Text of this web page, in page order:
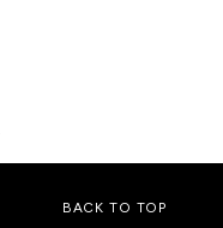
BACK TO TOP